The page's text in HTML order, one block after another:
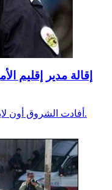
إقالة مدير إقليم
أفادت الشروق أون لاين أنّه تمّت إقالة مدير إقليم الأمن بتونس.